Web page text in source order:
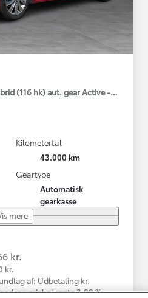
(116 hk) aut. gear Active -
Kilometertal
43.000 km
Geartype
Automatisk
gearkasse
mere
kr.
kr.
af: Udbetaling kr.
variabel rente 3,99 %,